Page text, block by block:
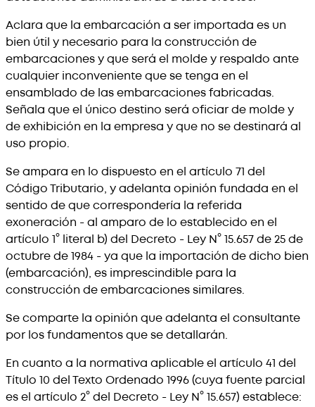
Aclara que la embarcación a ser importada es un
bien útil y necesario para la construcción de
embarcaciones y que será el molde y respaldo ante
cualquier inconveniente que se tenga en el
ensamblado de las embarcaciones fabricadas.
Señala que el único destino será oficiar de molde y
de exhibición en la empresa y que no se destinará al
uso propio.
Se ampara en lo dispuesto en el artículo 71 del
Código Tributario, y adelanta opinión fundada en el
sentido de que correspondería la referida
exoneración - al amparo de lo establecido en el
artículo 1° literal b) del Decreto - Ley N° 15.657 de 25 de
octubre de 1984 - ya que la importación de dicho bien
(embarcación), es imprescindible para la
construcción de embarcaciones similares.
Se comparte la opinión que adelanta el consultante
por los fundamentos que se detallarán.
En cuanto a la normativa aplicable el artículo 41 del
Título 10 del Texto Ordenado 1996 (cuya fuente parcial
es el artículo 2° del Decreto - Ley N° 15.657) establece: